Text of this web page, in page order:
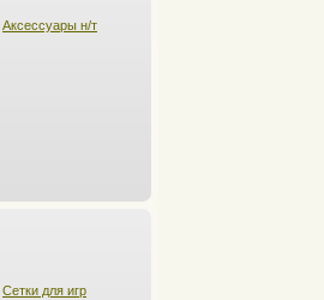
Аксессуары н/т
Сетки для игр